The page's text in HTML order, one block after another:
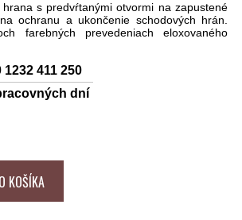
s predvŕtanými otvormi na zapustené
ochranu a ukončenie schodových hrán.
farebných prevedeniach eloxovaného
1232 411 250
dní
KOŠÍKA